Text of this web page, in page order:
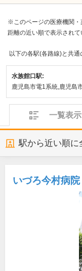
※このページの医療機関・
距離の近い順で表示されて
以下の各駅(各路線)と共
水族館口駅:
鹿児島市電1系統,鹿児島
一覧表示
駅から近い順に
いづろ今村病院